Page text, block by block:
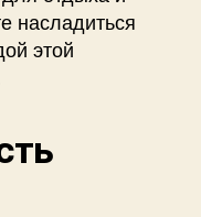
насладиться
этой